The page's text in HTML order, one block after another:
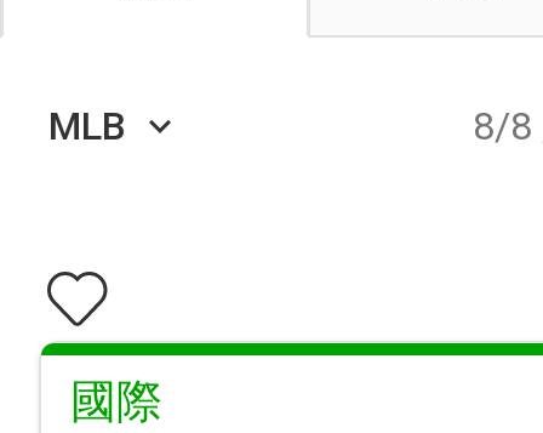
MLB keyboard_arrow_down 8/8
國際